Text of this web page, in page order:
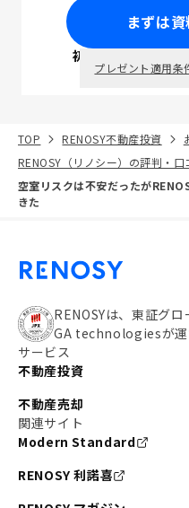
まずは
初回面談で
プレゼント適用条
TOP RENOSY不動産投資
RENOSY（リノシー）の評判・口
空室リスクは不安だったが
きた
RENOSYは、東証グ
GA technologiesが運
サービス
不動産投資
不動産売却
関連サイト
Modern Standard
RENOSY 利諾喜